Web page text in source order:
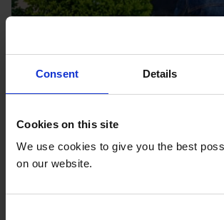
Consent Details
Cookies on this site
We use cookies to give you the best
on our website.